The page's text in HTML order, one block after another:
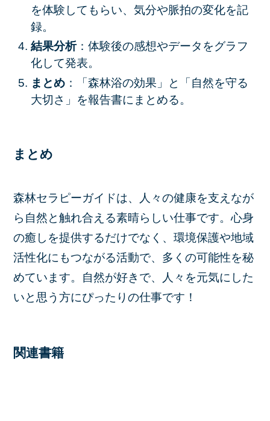
を体験してもらい、気分や脈拍の変化を記
録。
結果分析：体験後の感想やデータをグラフ
化して発表。
まとめ：「森林浴の効果」と「自然を守る
大切さ」を報告書にまとめる。
まとめ
森林セラピーガイドは、人々の健康を支えなが
ら自然と触れ合える素晴らしい仕事です。心身
の癒しを提供するだけでなく、環境保護や地域
活性化にもつながる活動で、多くの可能性を秘
めています。自然が好きで、人々を元気にした
いと思う方にぴったりの仕事です！
関連書籍